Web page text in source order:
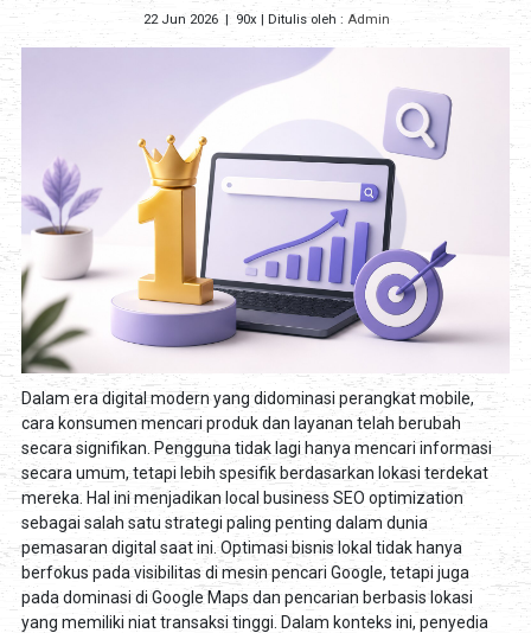
22 Jun 2026 90x | Ditulis oleh :Admin
Dalam era digital modern yang didominasi perangkat mobile,
cara konsumen mencari produk dan layanan telah berubah
secara signifikan. Pengguna tidak lagi hanya mencari informasi
secara umum, tetapi lebih spesifik berdasarkan lokasi terdekat
mereka. Hal ini menjadikan local business SEO optimization
sebagai salah satu strategi paling penting dalam dunia
pemasaran digital saat ini. Optimasi bisnis lokal tidak hanya
berfokus pada visibilitas di mesin pencari Google, tetapi juga
pada dominasi di Google Maps dan pencarian berbasis lokasi
yang memiliki niat transaksi tinggi. Dalam konteks ini, penyedia